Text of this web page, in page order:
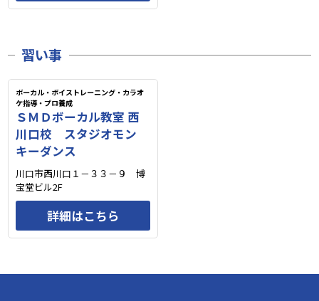
習い事
ボーカル・ボイストレーニング・カラオ
ケ指導・プロ養成
ＳＭＤボーカル教室 西
川口校 スタジオモン
キーダンス
川口市西川口１－３３－９ 博
宝堂ビル2F
詳細はこちら